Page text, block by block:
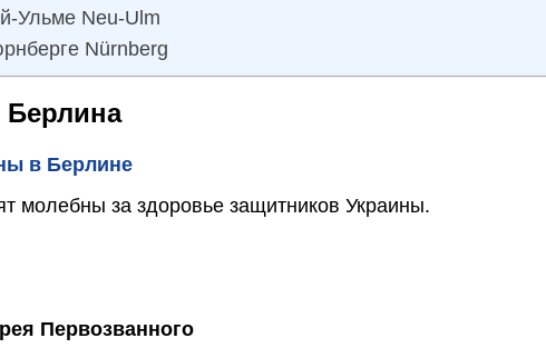
Ульме Neu-Ulm
Nürnberg
в Берлине
молебны за здоровье защитников Украины.
Первозванного